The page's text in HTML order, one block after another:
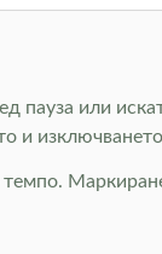
пауза или
и